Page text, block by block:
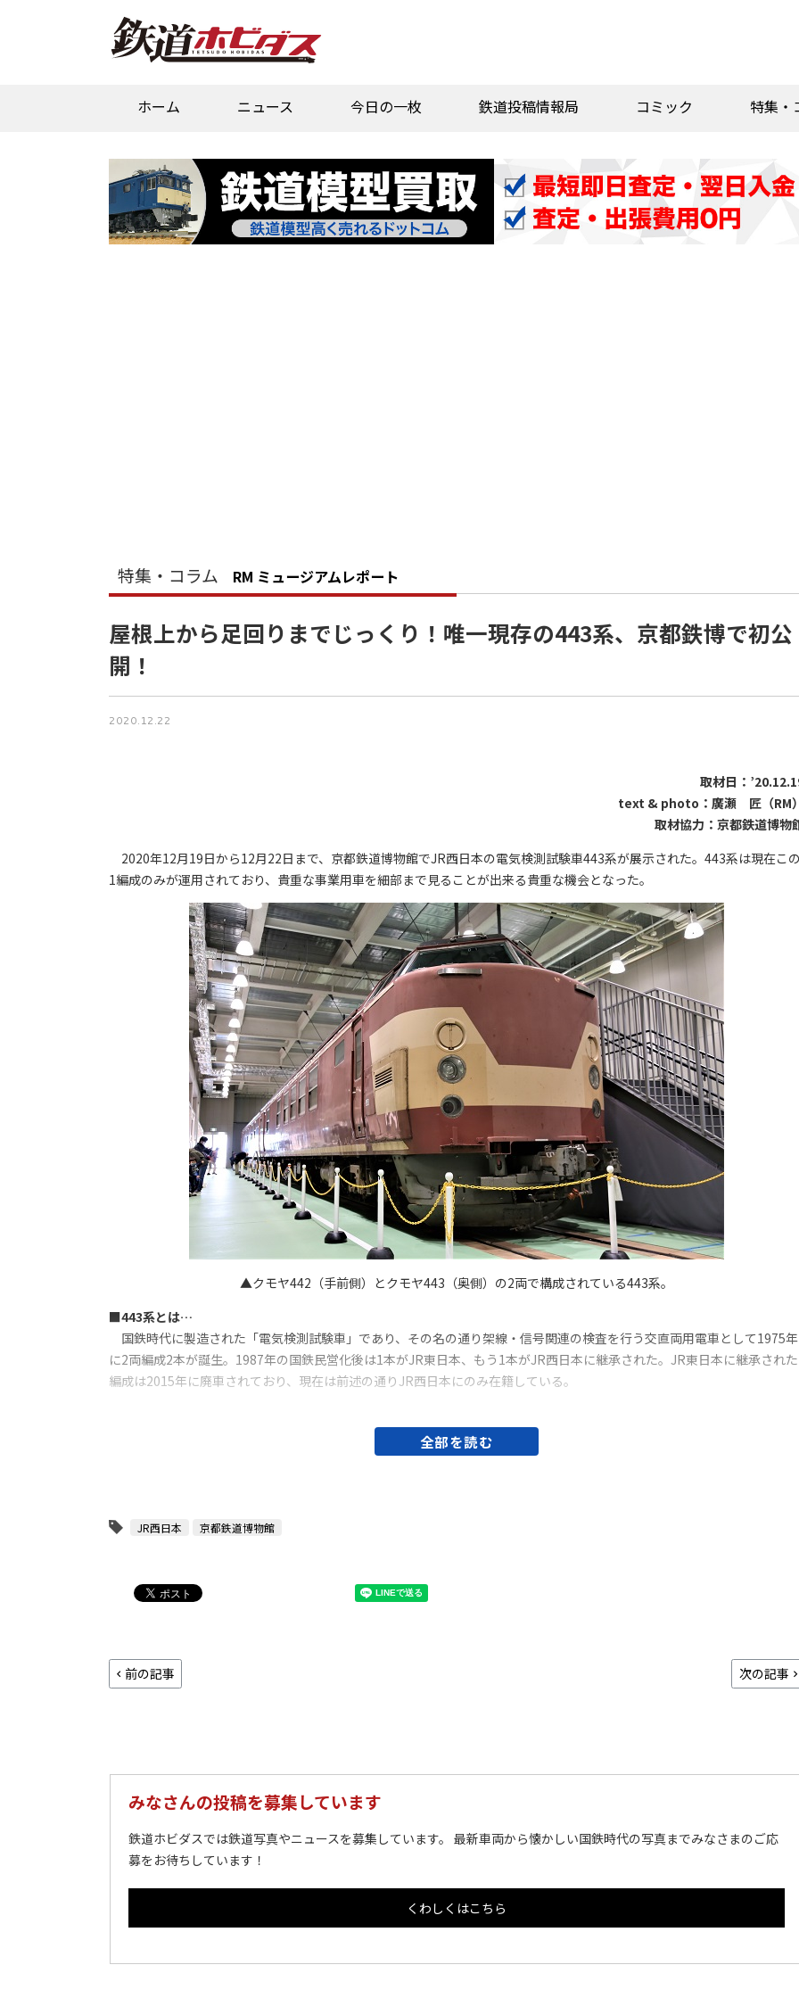
ホーム ニュース 今日の一枚 鉄道投稿情報局 コミック 特集・
特集・コラム RM ミュージアムレポート
屋根上から足回りまでじっくり！唯一現存の443系、京都鉄博で初公
開！
2020.12.22
取材日：
text & photo：廣瀬 匠（RM）
取材協力：京都鉄道博物
2020年12月19日から12月22日まで、京都鉄道博物館でJR西日本の電気検測試験車443系が展示された。443系は現在この
1編成のみが運用されており、貴重な事業用車を細部まで見ることが出来る貴重な機会となった。
▲クモヤ442（手前側）とクモヤ443（奥側）の2両で構成されている443系。
■443系とは…
国鉄時代に製造された「電気検測試験車」であり、その名の通り架線・信号関連の検査を行う交直両用電車として1975年
に2両編成2本が誕生。1987年の国鉄民営化後は1本がJR東日本、もう1本がJR西日本に継承された。JR東日本に継承された
編成は2015年に廃車されており、現在は前述の通りJR西日本にのみ在籍している。
全部を読む
JR西日本 京都鉄道博物館
前の記事 次の記事
みなさんの投稿を募集しています
鉄道ホビダスでは鉄道写真やニュースを募集しています。 最新車両から懐かしい国鉄時代の写真までみなさまのご応
募をお待ちしています！
くわしくはこちら